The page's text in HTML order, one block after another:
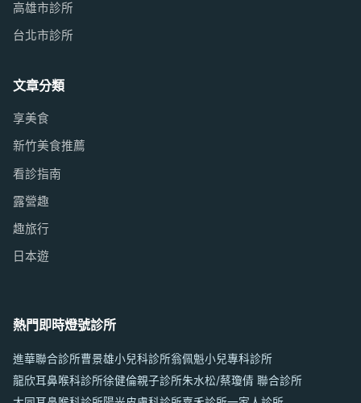
高雄市診所
台北市診所
文章分類
享美食
新竹美食推薦
看診指南
露營趣
趣旅行
日本遊
熱門即時燈號診所
進華聯合診所曹景雄小兒科診所翁佩魁小兒專科診所
龍欣耳鼻喉科診所徐健倫親子診所朱水松/蔡瓊倩 聯合診所